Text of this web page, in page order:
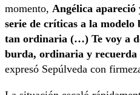
momento, Angélica apareció
serie de críticas a la
tan ordinaria (…) Te voy a
burda, ordinaria y recuerda
expresó Sepúlveda con